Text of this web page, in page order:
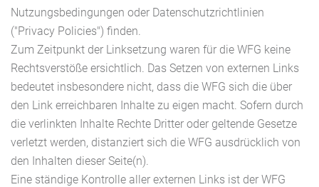
Nutzungsbedingungen oder Datenschutzrichtlinien
("Privacy Policies") finden.
Zum Zeitpunkt der Linksetzung waren für die WFG keine
Rechtsverstöße ersichtlich. Das Setzen von externen Links
bedeutet insbesondere nicht, dass die WFG sich die über
den Link erreichbaren Inhalte zu eigen macht. Sofern durch
die verlinkten Inhalte Rechte Dritter oder geltende Gesetze
verletzt werden, distanziert sich die WFG ausdrücklich von
den Inhalten dieser Seite(n).
Eine ständige Kontrolle aller externen Links ist der WFG